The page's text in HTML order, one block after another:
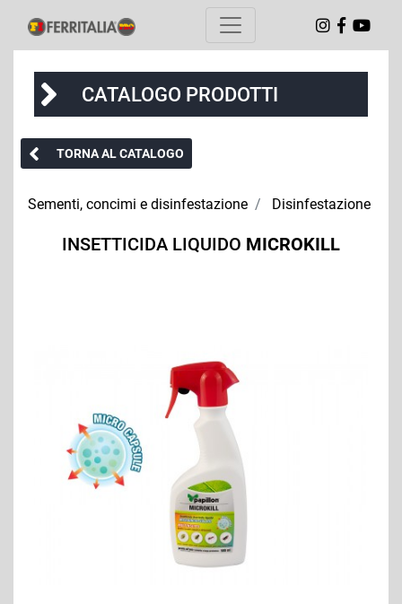
CATALOGO PRODOTTI
TORNA AL CATALOGO
Sementi, concimi e disinfestazione Disinfestazione
INSETTICIDA LIQUIDO MICROKILL